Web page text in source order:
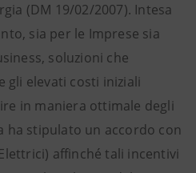
(DM 19/02/2007). Intesa
sia per le Imprese sia
soluzioni che
gli elevati costi iniziali
in maniera ottimale degli
ha stipulato un accordo con
affinché tali incentivi